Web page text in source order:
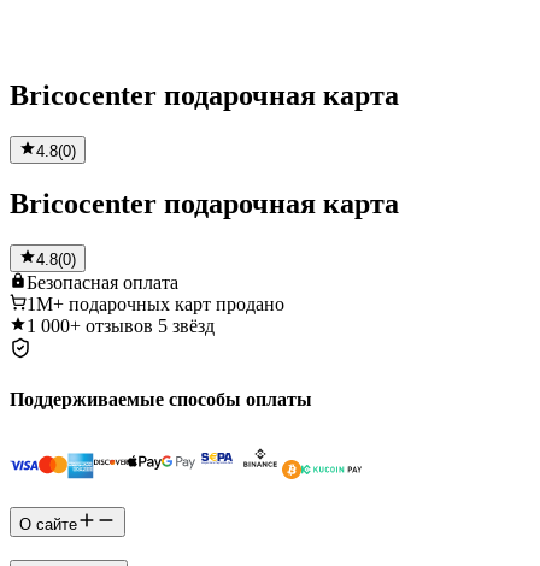
Bricocenter подарочная карта
4.8(0)
Bricocenter подарочная карта
4.8(0)
Безопасная оплата
1M+ подарочных карт продано
1 000+ отзывов 5 звёзд
Поддерживаемые способы оплаты
О сайте